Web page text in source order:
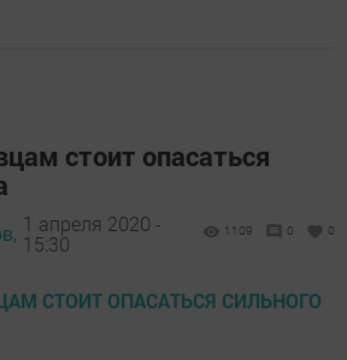
стоит опасаться
1 апреля 2020 -
15:30
1109 0 0